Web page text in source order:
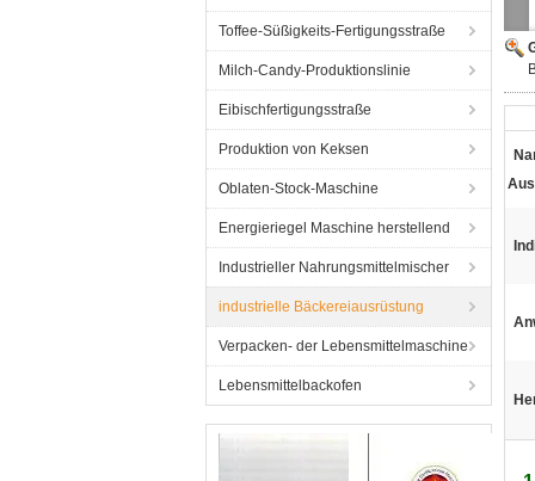
Toffee-Süßigkeits-Fertigungsstraße
Milch-Candy-Produktionslinie
Eibischfertigungsstraße
Produktion von Keksen
Oblaten-Stock-Maschine
Energieriegel Maschine herstellend
Industrieller Nahrungsmittelmischer
industrielle Bäckereiausrüstung
Verpacken- der Lebensmittelmaschine
Lebensmittelbackofen